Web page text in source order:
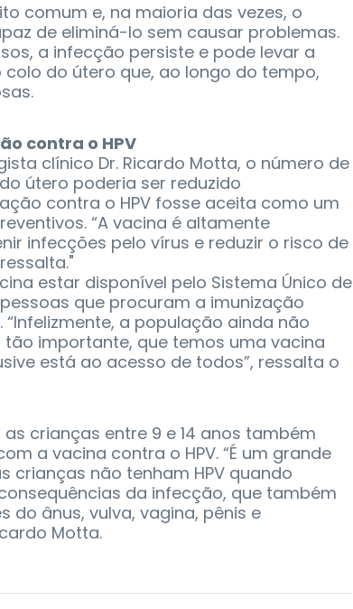
comum e, na maioria das vezes, o
de eliminá-lo sem causar problemas.
a infecção persiste e pode levar a
do útero que, ao longo do tempo,
contra o HPV
clínico Dr. Ricardo Motta, o número de
útero poderia ser reduzido
contra o HPV fosse aceita como um
“A vacina é altamente
infecções pelo vírus e reduzir o risco de
estar disponível pelo Sistema Único de
que procuram a imunização
a população ainda não
importante, que temos uma vacina
está ao acesso de todos”, ressalta o
crianças entre 9 e 14 anos também
a vacina contra o HPV. “É um grande
crianças não tenham HPV quando
da infecção, que também
do ânus, vulva, vagina, pênis e
Motta.